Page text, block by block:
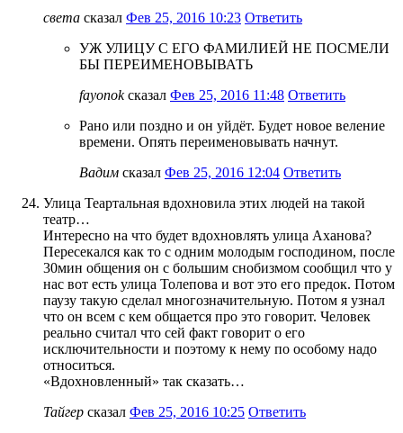
света сказал Фев 25, 2016 10:23 Ответить
УЖ УЛИЦУ С ЕГО ФАМИЛИЕЙ НЕ ПОСМЕЛИ
БЫ ПЕРЕИМЕНОВЫВАТЬ
fayonokсказал Фев 25, 2016 11:48 Ответить
Рано или поздно и он уйдёт. Будет новое веление
времени. Опять переименовывать начнут.
Вадим сказал Фев 25, 2016 12:04 Ответить
Улица Теартальная вдохновила этих людей на такой
театр…
Интересно на что будет вдохновлять улица Аханова?
Пересекался как то с одним молодым господином, после
30мин общения он с большим снобизмом сообщил что у
нас вот есть улица Толепова и вот это его предок. Потом
паузу такую сделал многозначительную. Потом я узнал
что он всем с кем общается про это говорит. Человек
реально считал что сей факт говорит о его
исключительности и поэтому к нему по особому надо
относиться.
«Вдохновленный» так сказать…
Тайгер сказал Фев 25, 2016 10:25 Ответить